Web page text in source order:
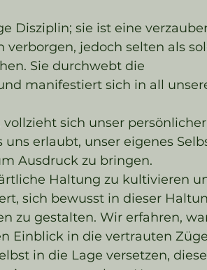
Disziplin; sie ist eine
verborgen, jedoch selten als
Sie durchwebt die
manifestiert sich in all
sich unser persönlicher
uns erlaubt, unser eigenes
Ausdruck zu bringen.
Haltung zu kultivieren
sich bewusst in dieser
zu gestalten. Wir erfahren,
Einblick in die vertrauten Züge
in die Lage versetzen,